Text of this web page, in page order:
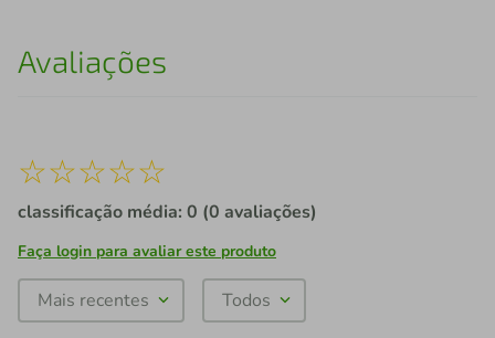
Avaliações
☆☆☆☆☆
classificação média: 0 (0 avaliações)
Faça login para avaliar este produto
Mais recentes Todos